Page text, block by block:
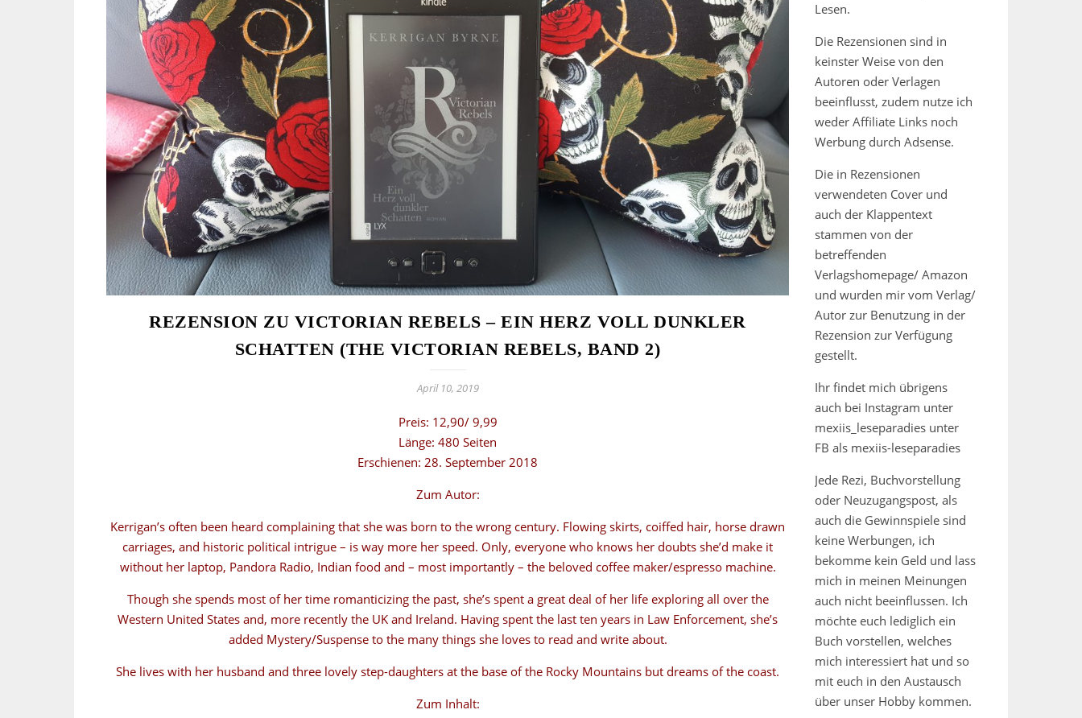
REZENSION ZU VICTORIAN REBELS – EIN HERZ VOLL DUNKLER
SCHATTEN (THE VICTORIAN REBELS, BAND 2)
April 10, 2019
Preis: 12,90/ 9,99
Länge: 480 Seiten
Erschienen: 28. September 2018
Zum Autor:
Kerrigan’s often been heard complaining that she was born to the wrong century. Flowing skirts, coiffed hair, horse drawn
carriages, and historic political intrigue – is way more her speed. Only, everyone who knows her doubts she’d make it
without her laptop, Pandora Radio, Indian food and – most importantly – the beloved coffee maker/espresso machine.
Though she spends most of her time romanticizing the past, she’s spent a great deal of her life exploring all over the
Western United States and, more recently the UK and Ireland. Having spent the last ten years in Law Enforcement, she’s
added Mystery/Suspense to the many things she loves to read and write about.
She lives with her husband and three lovely step-daughters at the base of the Rocky Mountains but dreams of the coast.
Zum Inhalt:
Lesen.
Die Rezensionen sind in
keinster Weise von den
Autoren oder Verlagen
beeinflusst, zudem nutze ich
weder Affiliate Links noch
Werbung durch Adsense.
Die in Rezensionen
verwendeten Cover und
auch der Klappentext
stammen von der
betreffenden
Verlagshomepage/ Amazon
und wurden mir vom Verlag/
Autor zur Benutzung in der
Rezension zur Verfügung
gestellt.
Ihr findet mich übrigens
auch bei Instagram unter
mexiis_leseparadies unter
FB als mexiis-leseparadies
Jede Rezi, Buchvorstellung
oder Neuzugangspost, als
auch die Gewinnspiele sind
keine Werbungen, ich
bekomme kein Geld und lass
mich in meinen Meinungen
auch nicht beeinflussen. Ich
möchte euch lediglich ein
Buch vorstellen, welches
mich interessiert hat und so
mit euch in den Austausch
über unser Hobby kommen.